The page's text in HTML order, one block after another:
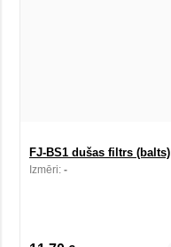
FJ-BS1 dušas filtrs (balts)
Izmēri: -